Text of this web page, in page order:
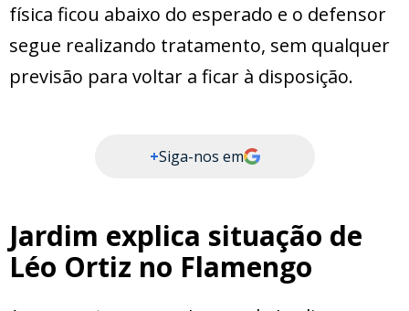
física ficou abaixo do esperado e o defensor
segue realizando tratamento, sem qualquer
previsão para voltar a ficar à disposição.
+Siga-nos em
Jardim explica situação de
Léo Ortiz no Flamengo